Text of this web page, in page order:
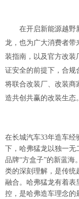
在开启新能源越野
龙，也为广大消费者带
装指南，以及官方改装
证安全的前提下，合规
将联合改装厂、改装商
造共创共赢的改装生态。
在长城汽车33年造车经
下，哈弗猛龙以独一无
品牌“方盒子”的新蓝海
类的深刻理解，是传统
融合。哈弗猛龙有着表
控，是哈弗造车理念的